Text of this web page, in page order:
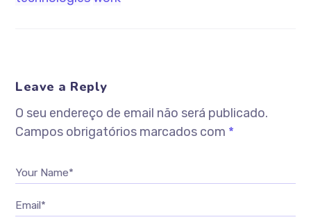
Leave a Reply
O seu endereço de email não será publicado.
Campos obrigatórios marcados com *
Your Name*
Email*